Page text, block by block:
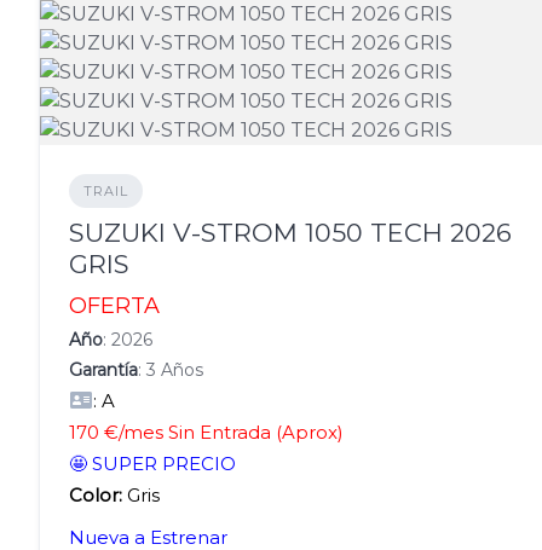
TRAIL
SUZUKI V-STROM 1050 TECH 2026
GRIS
OFERTA
Año: 2026
Garantía: 3 Años
: A
170 €/mes Sin Entrada (Aprox)
🤩 SUPER PRECIO
Color: Gris
Nueva a Estrenar